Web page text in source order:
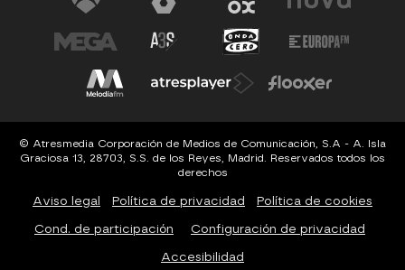
© Atresmedia Corporación de Medios de Comunicación, S.A - A. Isla
Graciosa 13, 28703, S.S. de los Reyes, Madrid. Reservados todos los
derechos
Aviso legal Política de privacidad Política de cookies
Cond. de participación Configuración de privacidad
Accesibilidad